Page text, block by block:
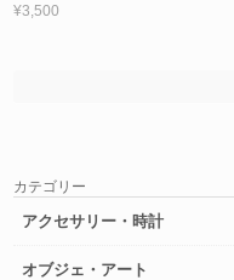
¥3,500
カテゴリー
アクセサリー・時計
オブジェ・アート